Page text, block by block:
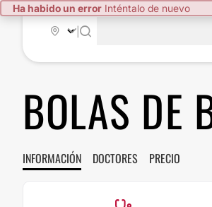
Ha habido un error Inténtalo de nuevo
BOLAS DE
INFORMACIÓN DOCTORES PRECIO